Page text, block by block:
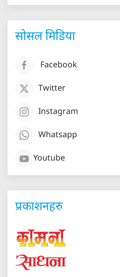
सोसल मिडिया
Facebook
Twitter
Instagram
Whatsapp
Youtube
प्रकाशनहरु